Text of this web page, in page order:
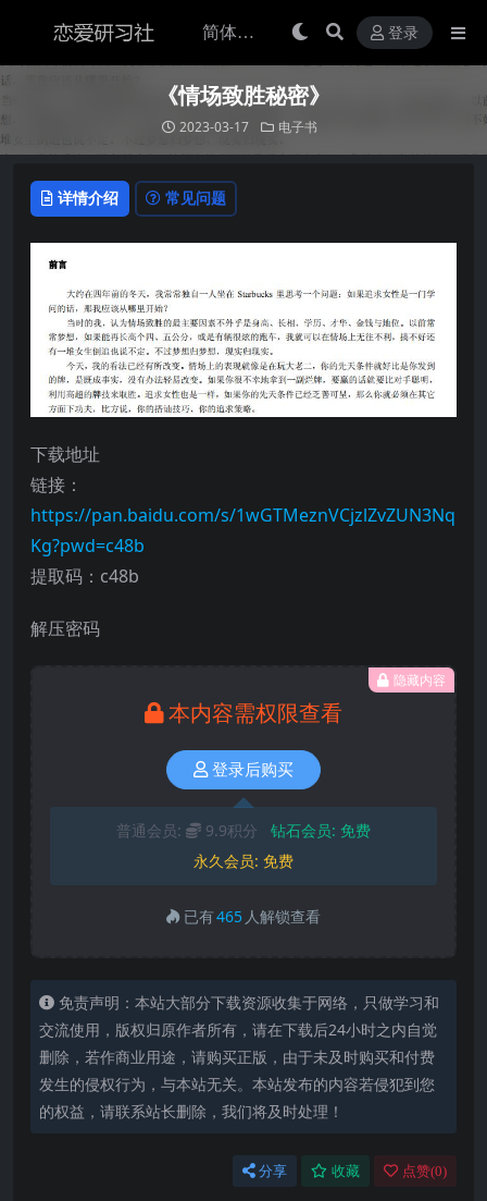
登录
《情场致胜秘密》
2023-03-17 电子书
详情介绍 常见问题
下载地址
链接：
https://pan.baidu.com/s/1wGTMeznVCjzlZvZUN3Nq
Kg?pwd=c48b
提取码：c48b
解压密码
隐藏内容
本内容需权限查看
登录后购买
普通会员: 9.9积分 钻石会员: 免费
永久会员: 免费
已有465 人解锁查看
免责声明：本站大部分下载资源收集于网络，只做学习和
交流使用，版权归原作者所有，请在下载后24小时之内自觉
删除，若作商业用途，请购买正版，由于未及时购买和付费
发生的侵权行为，与本站无关。本站发布的内容若侵犯到您
的权益，请联系站长删除，我们将及时处理！
分享 收藏 点赞(0)